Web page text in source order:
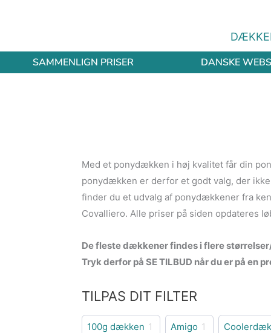
SAMMENLIGN PRISER DANSKE
Med et ponydækken i høj kvalitet får din
ponydækken er derfor et godt valg, der
finder du et udvalg af ponydækkener fra
Covalliero. Alle priser på siden opdateres
De fleste dækkener findes i flere
Tryk derfor på SE TILBUD når du er på en
TILPAS DIT FILTER
100g dækken 1 Amigo 1